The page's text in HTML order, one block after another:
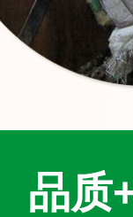
品质